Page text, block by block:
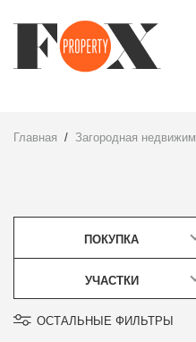
Главная Загородная
ПОКУПКА
УЧАСТКИ
ОСТАЛЬНЫЕ ФИЛЬТРЫ